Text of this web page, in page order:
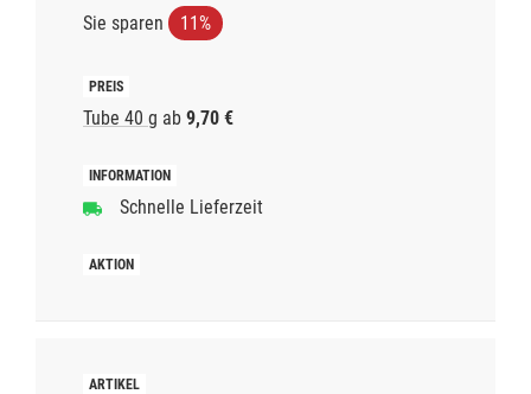
Sie sparen 11%
Tube 40 g ab 9,70 €
Schnelle Lieferzeit